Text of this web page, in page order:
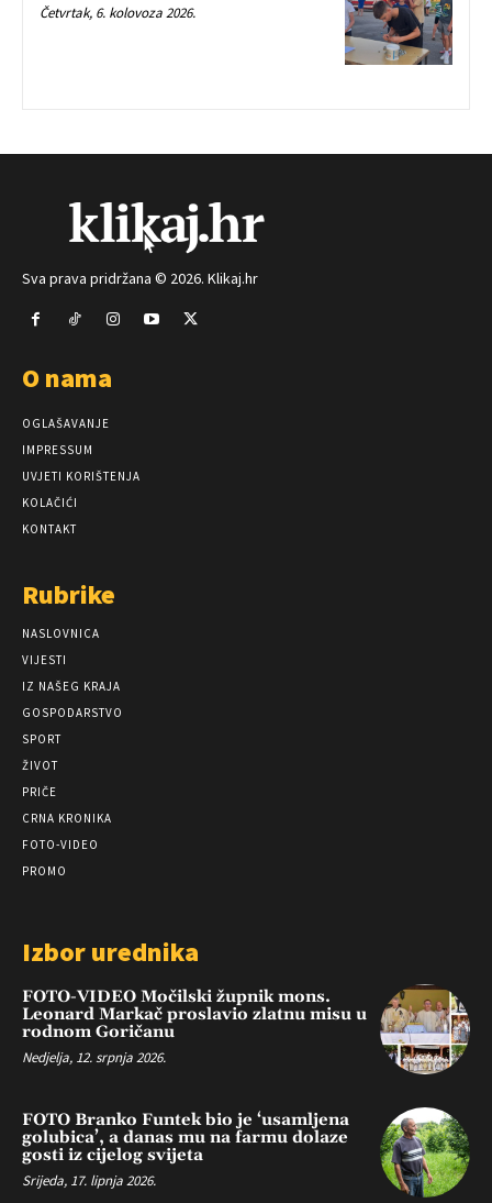
Četvrtak, 6. kolovoza 2026.
Sva prava pridržana © 2026. Klikaj.hr
O nama
OGLAŠAVANJE
IMPRESSUM
UVJETI KORIŠTENJA
KOLAČIĆI
KONTAKT
Rubrike
NASLOVNICA
VIJESTI
IZ NAŠEG KRAJA
GOSPODARSTVO
SPORT
ŽIVOT
PRIČE
CRNA KRONIKA
FOTO-VIDEO
PROMO
Izbor urednika
FOTO-VIDEO Močilski župnik mons.
Leonard Markač proslavio zlatnu misu u
rodnom Goričanu
Nedjelja, 12. srpnja 2026.
FOTO Branko Funtek bio je ‘usamljena
golubica’, a danas mu na farmu dolaze
gosti iz cijelog svijeta
Srijeda, 17. lipnja 2026.